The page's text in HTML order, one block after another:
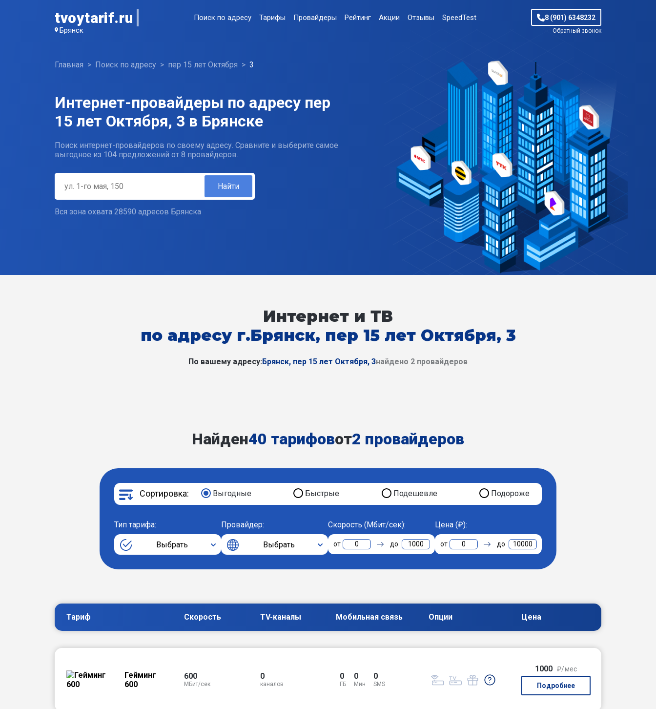
tvoytarif.ru
Брянск
Поиск по адресу Тарифы Провайдеры Рейтинг Акции Отзывы SpeedTest 8 (901) 6348232
Обратный звонок
Главная Поиск по адресу пер 15 лет Октября 3
Интернет-провайдеры по адресу пер
15 лет Октября, 3 в Брянске
Поиск интернет-провайдеров по своему адресу. Сравните и выберите самое
выгодное из 104 предложений от 8 провайдеров.
Найти
Вся зона охвата 28590 адресов Брянска
Интернет и ТВ
по адресу г.Брянск, пер 15 лет Октября, 3
По вашему адресу: Брянск, пер 15 лет Октября, 3найдено 2 провайдеров
Найден40 тарифовот2 провайдеров
Сортировка: Выгодные Быстрые Подешевле Подороже
Тип тарифа:
Выбрать
Провайдер:
Выбрать
Скорость (Мбит/сек):
0 1000
Цена (₽):
0 10000
Тариф Скорость TV-каналы Мобильная связь Опции Цена
Гейминг
600
600
МБит/сек
0
каналов
0
ГБ
0
Мин
0
SMS
1000 ₽/мес
Подробнее